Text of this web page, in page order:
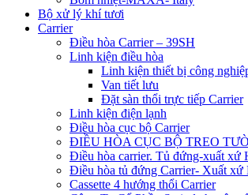
Bộ xử lý khí tươi
Carrier
Điều hòa Carrier – 39SH
Linh kiện điều hòa
Linh kiện thiết bị công
Van tiết lưu
Đặt sàn thổi trực tiếp Carrier
Linh kiện điện lạnh
Điều hòa cục bộ Carrier
ĐIỀU HÒA CỤC BỘ TREO
Điều hòa carrier. Tủ đứng-xuất xứ
Điều hòa tủ đứng Carrier- Xuất xứ
Cassette 4 hướng thổi Carrier